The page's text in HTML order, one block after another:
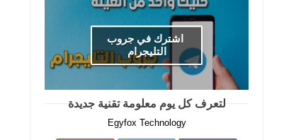
اشترك في جروب
التليجرام
لتعرف كل يوم معلومة تقنية جديدة
Egyfox Technology